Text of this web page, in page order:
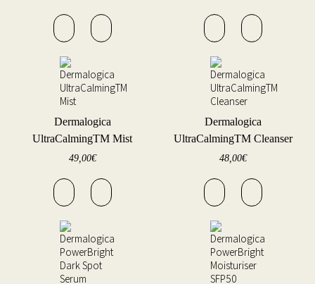
Dermalogica
UltraCalmingTM Mist
49,00€
Dermalogica
UltraCalmingTM Cleanser
48,00€